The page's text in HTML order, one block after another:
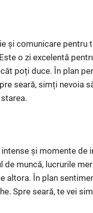
și comunicare
o zi excelentă
poți duce. În plan
seară, simți nevoia
și momente
de muncă, lucrurile
altora. În plan
Spre seară, te vei